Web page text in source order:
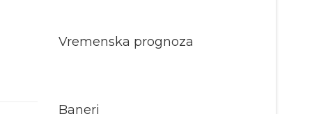
Vremenska prognoza
Baneri